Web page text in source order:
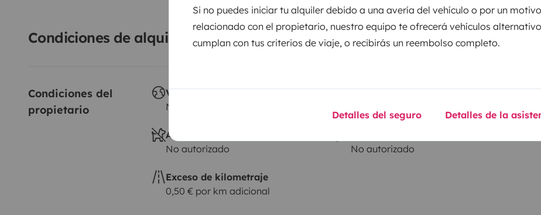
Si no puedes iniciar tu alquiler debido a una avería del vehículo o por un motivo
relacionado con el propietario, nuestro equipo te ofrecerá vehículos
cumplan con tus criterios de viaje, o recibirás un reembolso completo.
Detalles del seguro Detalles de la
Condiciones de alquiler
Condiciones del
propietario
Viajes al extranjero
No autorizado
Carnet de conducir
Animales a bordo
No autorizado
No autorizado
Exceso de kilometraje
0,50 € por km adicional